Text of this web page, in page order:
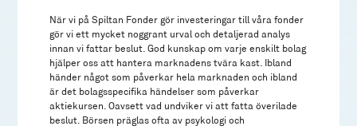
När vi på Spiltan Fonder gör investeringar till våra fonder
gör vi ett mycket noggrant urval och detaljerad analys
innan vi fattar beslut. God kunskap om varje enskilt bolag
hjälper oss att hantera marknadens tvära kast. Ibland
händer något som påverkar hela marknaden och ibland
är det bolagsspecifika händelser som påverkar
aktiekursen. Oavsett vad undviker vi att fatta överilade
beslut. Börsen präglas ofta av psykologi och